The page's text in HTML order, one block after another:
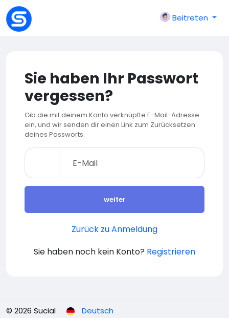
Beitreten
Sie haben Ihr Passwort
vergessen?
Gib die mit deinem Konto verknüpfte E-Mail-Adresse
ein, und wir senden dir einen Link zum Zurücksetzen
deines Passworts.
weiter
Zurück zu Anmeldung
Sie haben noch kein Konto? Registrieren
© 2026 Sucial
Deutsch